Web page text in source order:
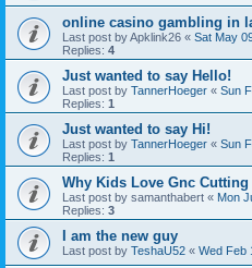
online casino gambling in
Last post byApklink26 « Sat May
Replies: 4
Just wanted to say Hello!
Last post by TannerHoeger « Sun
Replies: 1
Just wanted to say Hi!
Last post by TannerHoeger « Sun
Replies: 1
Why Kids Love Gnc
Last post by samanthabert « Mon
Replies: 3
I am the new guy
Last post by TeshaU52 « Wed Feb